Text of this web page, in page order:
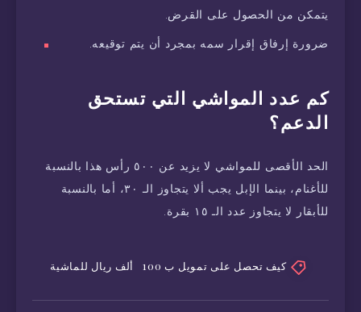
يتمكن من الحصول على القرض.
ضرورة إرفاق إقرار سمه بمجرد أن يتم توقيعه.
كم عدد المواشي التي تستحق
الدعم؟
الحد الأقصى للمواشي لا يزيد عن ٥٠٠ رأس هذا بالنسبة
للأغنام، بينما الإبل يجب ألا يتجاوز الـ ٣٠، أما بالنسبة
للأبقار لا يتجاوز عدد الـ ١٥ بقرة.
كيف تحصل على تمويل ب 100 ألف ريال للماشية